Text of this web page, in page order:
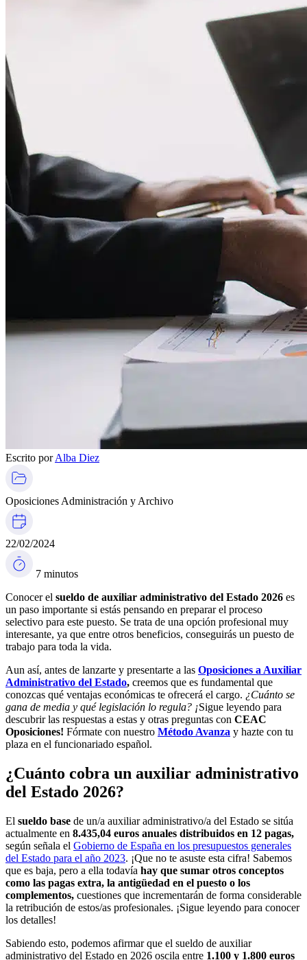
Escrito porAlba Diez
Oposiciones Administración y Archivo
22/02/2024
7 minutos
Conocer el sueldo de auxiliar administrativo del Estado 2026 es
un paso importante si estás pensando en preparar el proceso
selectivo para este puesto. Se trata de una opción profesional muy
interesante, ya que entre otros beneficios, conseguirás un puesto de
trabajo para toda la vida.
Aun así, antes de lanzarte y presentarte a las Oposiciones a Auxiliar
Administrativo del Estado, creemos que es fundamental que
conozcas qué ventajas económicas te ofrecerá el cargo. ¿Cuánto se
gana de media y qué legislación lo regula? ¡Sigue leyendo para
descubrir las respuestas a estas y otras preguntas con CEAC
Oposiciones! Fórmate con nuestro Método Avanza y hazte con tu
plaza en el funcionariado español.
¿Cuánto cobra un auxiliar administrativo
del Estado 2026?
El sueldo base de un/a auxiliar administrativo/a del Estado se sitúa
actualmente en 8.435,04 euros anuales distribuidos en 12 pagas,
según señala el Gobierno de España en los presupuestos generales
del Estado para el año 2023. ¡Que no te asuste esta cifra! Sabemos
que es baja, pero a ella todavía hay que sumar otros conceptos
como las pagas extra, la antigüedad en el puesto o los
complementos, cuestiones que incrementarán de forma considerable
la retribución de estos/as profesionales. ¡Sigue leyendo para conocer
los detalles!
Sabiendo esto, podemos afirmar que el sueldo de auxiliar
administrativo del Estado en 2026 oscila entre 1.100 y 1.800 euros